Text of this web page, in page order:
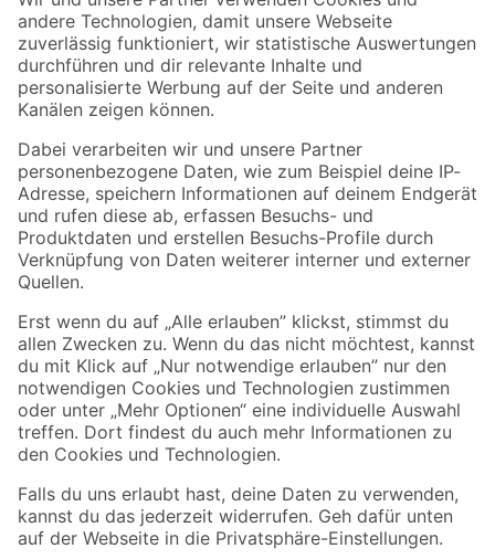
Zur Newsletter Anmeldung
Folge uns
Zahlungsarten Versandarten
Sicher einkaufen
Jetzt die toom-App herunterladen
Alle Preisangaben in EUR inkl. gesetzl. MwSt.. Die dargestellten Angebote sind unter
Umständen nicht in allen Märkten verfügbar. Die angegebenen Verfügbarkeiten beziehen